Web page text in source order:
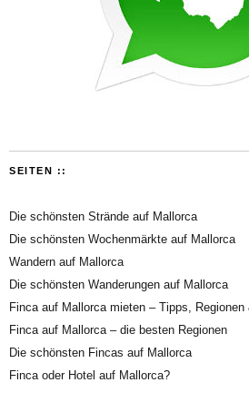
SEITEN ::
Die schönsten Strände auf Mallorca
Die schönsten Wochenmärkte auf Mallorca
Wandern auf Mallorca
Die schönsten Wanderungen auf Mallorca
Finca auf Mallorca mieten – Tipps, Regionen
Finca auf Mallorca – die besten Regionen
Die schönsten Fincas auf Mallorca
Finca oder Hotel auf Mallorca?